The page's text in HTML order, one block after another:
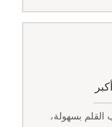
بسهولة،